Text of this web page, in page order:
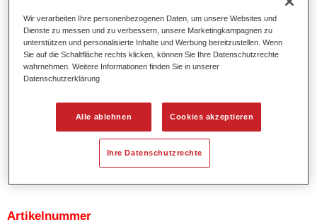
Einfach und schnell zu verarbeiten.
Bietet eine hohe Farbtongenauigkeit und gleichmäßige
Effektausrichtung.
Fördert kurze Prozesszeiten.
Ermöglicht einfaches und sicheres Einlackieren.
Wird für die Reparatur von speziellen Effektfarbtönen in
der Serienlackierung eingesetzt.
Artikelnummer
Wir verarbeiten Ihre personenbezogenen Daten, um unsere Websites und
Dienste zu messen und zu verbessern, unsere Marketingkampagnen zu
unterstützen und personalisierte Inhalte und Werbung bereitzustellen. Wenn
Sie auf die Schaltfläche rechts klicken, können Sie Ihre Datenschutzrechte
wahrnehmen. Weitere Informationen finden Sie in unserer
Datenschutzerklärung
Alle ablehnen Cookies akzeptieren
Ihre Datenschutzrechte